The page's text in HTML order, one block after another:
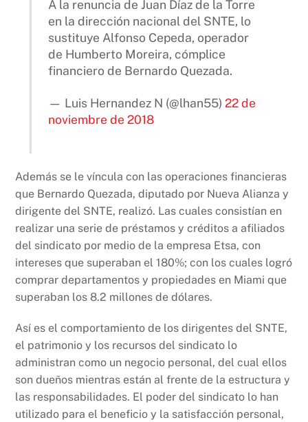
A la renuncia de Juan Díaz de la Torre
en la dirección nacional del SNTE, lo
sustituye Alfonso Cepeda, operador
de Humberto Moreira, cómplice
financiero de Bernardo Quezada.
— Luis Hernandez N (@lhan55) 22 de
noviembre de 2018
Además se le víncula con las operaciones financieras
que Bernardo Quezada, diputado por Nueva Alianza y
dirigente del SNTE, realizó. Las cuales consistían en
realizar una serie de préstamos y créditos a afiliados
del sindicato por medio de la empresa Etsa, con
intereses que superaban el 180%; con los cuales logró
comprar departamentos y propiedades en Miami que
superaban los 8.2 millones de dólares.
Así es el comportamiento de los dirigentes del SNTE,
el patrimonio y los recursos del sindicato lo
administran como un negocio personal, del cual ellos
son dueños mientras están al frente de la estructura y
las responsabilidades. El poder del sindicato lo han
utilizado para el beneficio y la satisfacción personal,